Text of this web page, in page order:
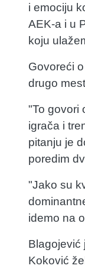
i emociju
AEK-a i u
koju
Govoreći
drugo
"To govori
igrača i
pitanju je
poredim
"Jako su
idemo na
Blagojević
Koković